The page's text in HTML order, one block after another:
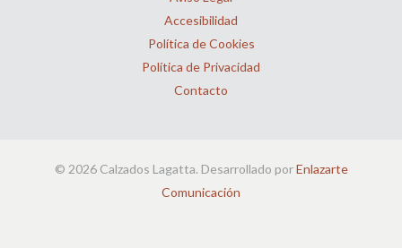
Accesibilidad
Política de Cookies
Política de Privacidad
Contacto
© 2026 Calzados Lagatta. Desarrollado porEnlazarte
Comunicación